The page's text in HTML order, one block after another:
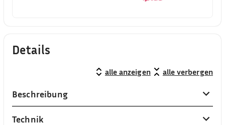
Details
alle anzeigen alle verbergen
Beschreibung
Technik